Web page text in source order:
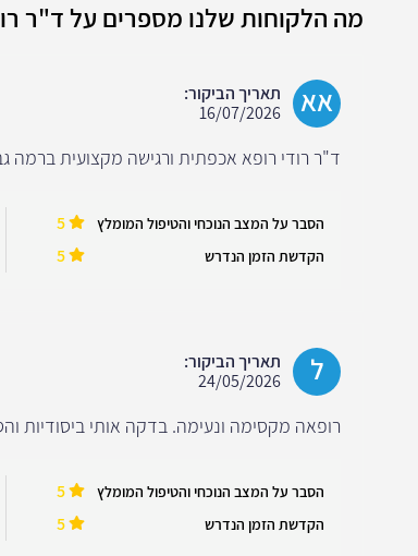
מה הלקוחות שלנו מספרים על ד"ר
אא
תאריך הביקור:
16/07/2026
ד"ר רודי רופא אכפתית ורגישה מקצועית ברמה
הסבר על המצב הנוכחי והטיפול המומלץ 5
הקדשת הזמן הנדרש 5
ל
תאריך הביקור:
24/05/2026
רופאה מקסימה ונעימה. בדקה אותי ביסודיות
הסבר על המצב הנוכחי והטיפול המומלץ 5
הקדשת הזמן הנדרש 5